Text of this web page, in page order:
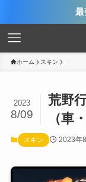
最
ホーム スキン
荒野
（車
2023
8/09
スキン 2023年